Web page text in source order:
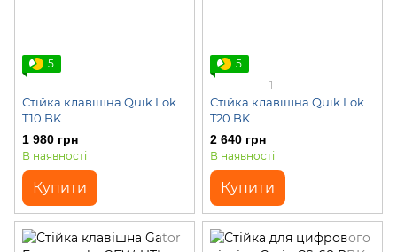
5
Стійка клавішна Quik Lok
T10 BK
1 980 грн
В наявності
Купити
5
1
Стійка клавішна Quik Lok
T20 BK
2 640 грн
В наявності
Купити